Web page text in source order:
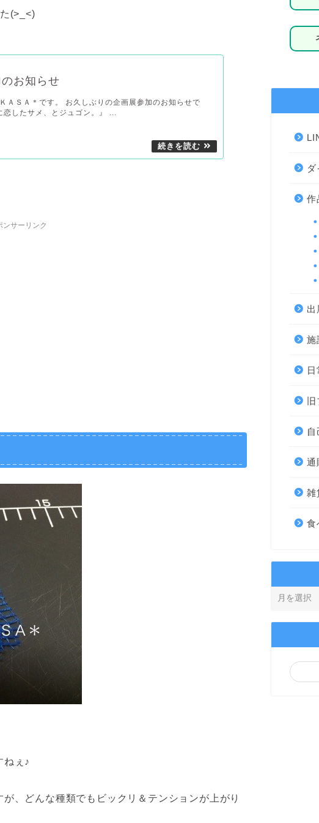
(>_<)
お知らせ
ＡＳＡ＊です。 お久しぶりの企画展参加のお知らせで
したサメ、とジュゴン。』 ...
ンサーリンク
ねぇ♪
、どんな種類でもビックリ＆テンションが上がり
ネ
作
出
施
日
自
通
雑
食